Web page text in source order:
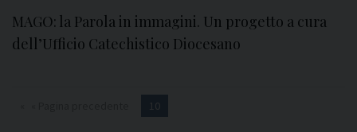
MAGO: la Parola in immagini. Un progetto a cura
dell’Ufficio Catechistico Diocesano
10